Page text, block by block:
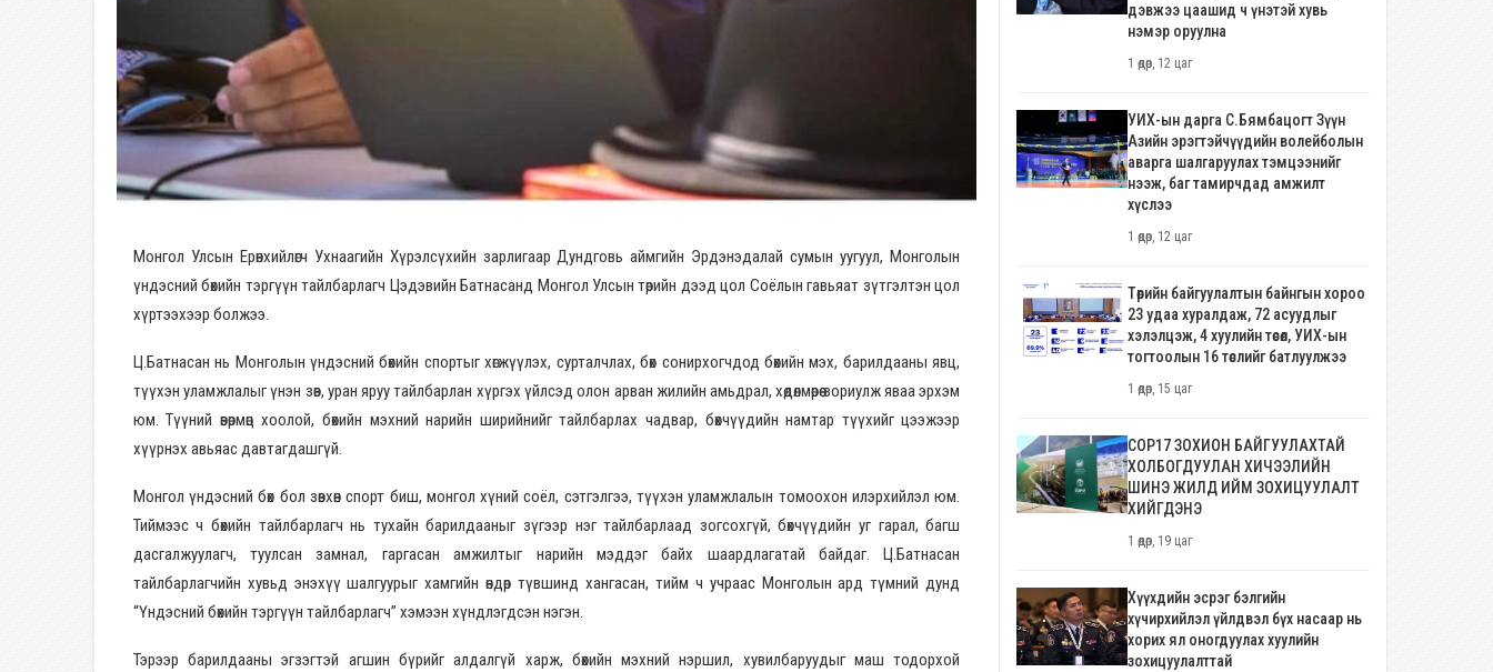
Монгол Улсын Ерөнхийлөгч Ухнаагийн Хүрэлсүхийн зарлигаар Дундговь аймгийн Эрдэнэдалай сумын уугуул, Монголын
үндэсний бөхийн тэргүүн тайлбарлагч Цэдэвийн Батнасанд Монгол Улсын төрийн дээд цол Соёлын гавьяат зүтгэлтэн цол
хүртээхээр болжээ.
Ц.Батнасан нь Монголын үндэсний бөхийн спортыг хөгжүүлэх, сурталчлах, бөх сонирхогчдод бөхийн мэх, барилдааны явц,
түүхэн уламжлалыг үнэн зөв, уран яруу тайлбарлан хүргэх үйлсэд олон арван жилийн амьдрал, хөдөлмөрөө зориулж яваа эрхэм
юм. Түүний өвөрмөц хоолой, бөхийн мэхний нарийн ширийнийг тайлбарлах чадвар, бөхчүүдийн намтар түүхийг цээжээр
хүүрнэх авьяас давтагдашгүй.
Монгол үндэсний бөх бол зөвхөн спорт биш, монгол хүний соёл, сэтгэлгээ, түүхэн уламжлалын томоохон илэрхийлэл юм.
Тиймээс ч бөхийн тайлбарлагч нь тухайн барилдааныг зүгээр нэг тайлбарлаад зогсохгүй, бөхчүүдийн уг гарал, багш
дасгалжуулагч, туулсан замнал, гаргасан амжилтыг нарийн мэддэг байх шаардлагатай байдаг. Ц.Батнасан
тайлбарлагчийн хувьд энэхүү шалгуурыг хамгийн өндөр түвшинд хангасан, тийм ч учраас Монголын ард түмний дунд
“Үндэсний бөхийн тэргүүн тайлбарлагч” хэмээн хүндлэгдсэн нэгэн.
Тэрээр барилдааны эгзэгтэй агшин бүрийг алдалгүй харж, бөхийн мэхний нэршил, хувилбаруудыг маш тодорхой
дэвжээ цаашид ч үнэтэй хувь
нэмэр оруулна
1 өдөр, 12 цаг
УИХ-ын дарга С.Бямбацогт Зүүн
Азийн эрэгтэйчүүдийн волейболын
аварга шалгаруулах тэмцээнийг
нээж, баг тамирчдад амжилт
хүслээ
1 өдөр, 12 цаг
Төрийн байгуулалтын байнгын хороо
23 удаа хуралдаж, 72 асуудлыг
хэлэлцэж, 4 хуулийн төсөл, УИХ-ын
тогтоолын 16 төслийг батлуулжээ
1 өдөр, 15 цаг
COP17 ЗОХИОН БАЙГУУЛАХТАЙ
ХОЛБОГДУУЛАН ХИЧЭЭЛИЙН
ШИНЭ ЖИЛД ИЙМ ЗОХИЦУУЛАЛТ
ХИЙГДЭНЭ
1 өдөр, 19 цаг
Хүүхдийн эсрэг бэлгийн
хүчирхийлэл үйлдвэл бүх насаар нь
хорих ял оногдуулах хуулийн
зохицуулалттай